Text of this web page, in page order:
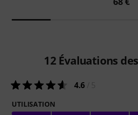
12 Évaluations
4.6
UTILISATION